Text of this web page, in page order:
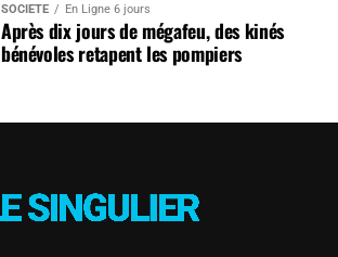
SOCIÉTÉ En Ligne 6 jours
Après dix jours de mégafeu, des kinés
bénévoles retapent les pompiers